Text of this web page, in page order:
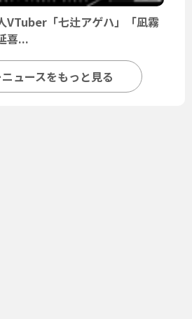
VTuber「七辻アゲハ」「凪霧
喜...
ュースをもっと見る